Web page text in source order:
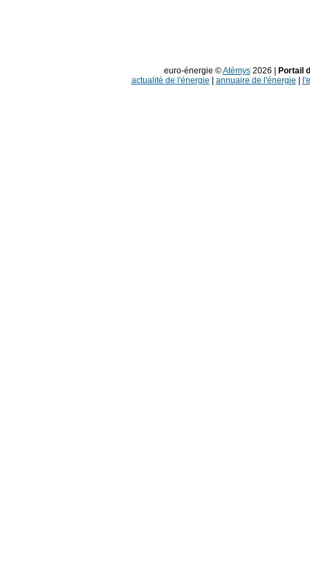
euro-énergie ©Atémys2026 |
Portail
actualité de l'énergie
annuaire de l'énergie